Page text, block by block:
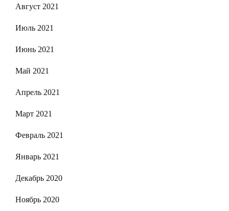
Август 2021
Июль 2021
Июнь 2021
Май 2021
Апрель 2021
Март 2021
Февраль 2021
Январь 2021
Декабрь 2020
Ноябрь 2020